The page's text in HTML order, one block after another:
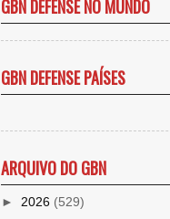
GBN DEFENSE NO MUNDO
GBN DEFENSE PAÍSES
ARQUIVO DO GBN
► 2026 (529)